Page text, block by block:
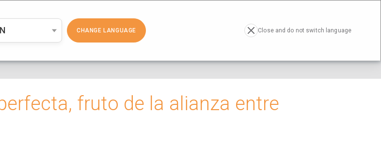
CHANGE LANGUAGE Close and do not switch language
COSMÉTICA CONTACTO
fruto de la alianza entre